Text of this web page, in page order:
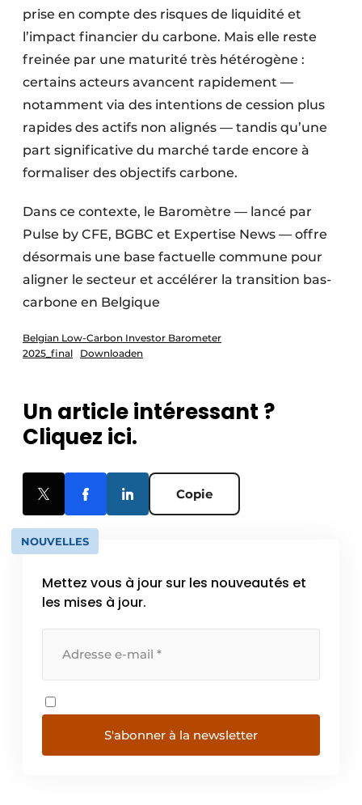
prise en compte des risques de liquidité et
l’impact financier du carbone. Mais elle reste
freinée par une maturité très hétérogène :
certains acteurs avancent rapidement —
notamment via des intentions de cession plus
rapides des actifs non alignés — tandis qu’une
part significative du marché tarde encore à
formaliser des objectifs carbone.
Dans ce contexte, le Baromètre — lancé par
Pulse by CFE, BGBC et Expertise News — offre
désormais une base factuelle commune pour
aligner le secteur et accélérer la transition bas-
carbone en Belgique
Belgian Low-Carbon Investor Barometer
2025_final
Downloaden
Un article intéressant ?
Cliquez ici.
Copie
NOUVELLES
Mettez vous à jour sur les nouveautés et
les mises à jour.
S'abonner à la newsletter